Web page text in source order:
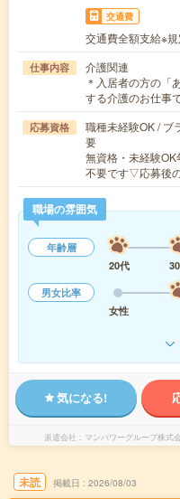
交通費
交通費全額支給※
仕事内容
介護関連
＊入居者の方の「
する介護のお仕事
応募資格
職種未経験OK / ブ
要
無資格・未経験
不要です▽応募後
職場の雰囲気
年齢層
20代
男女比率
女性
気になる!
派遣会社 マンパワーグループ株
未読 掲載日 2026/08/03